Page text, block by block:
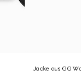
Jacke aus GG